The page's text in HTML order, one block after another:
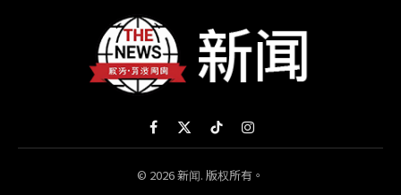
Facebook
X
(Twitter)
TikTokInstagram
© 2026 新闻. 版权所有。